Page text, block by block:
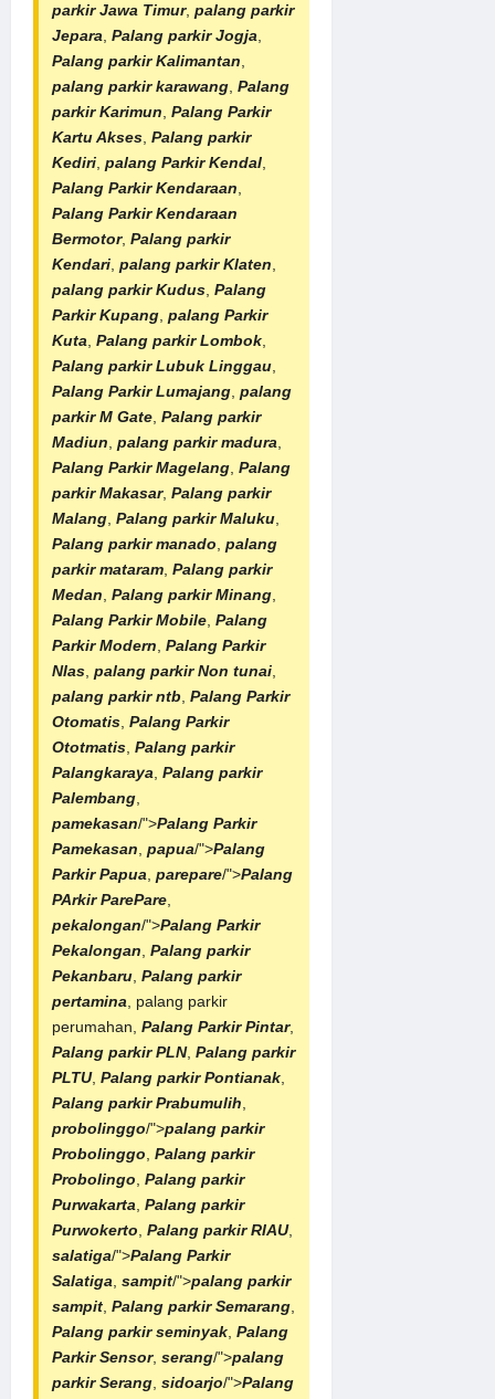
parkir Jawa Timur, palang parkir
Jepara, Palang parkir Jogja,
Palang parkir Kalimantan,
palang parkir karawang, Palang
parkir Karimun, Palang Parkir
Kartu Akses, Palang parkir
Kediri, palang Parkir Kendal,
Palang Parkir Kendaraan,
Palang Parkir Kendaraan
Bermotor, Palang parkir
Kendari, palang parkir Klaten,
palang parkir Kudus, Palang
Parkir Kupang, palang Parkir
Kuta, Palang parkir Lombok,
Palang parkir Lubuk Linggau,
Palang Parkir Lumajang, palang
parkir M Gate, Palang parkir
Madiun, palang parkir madura,
Palang Parkir Magelang, Palang
parkir Makasar, Palang parkir
Malang, Palang parkir Maluku,
Palang parkir manado, palang
parkir mataram, Palang parkir
Medan, Palang parkir Minang,
Palang Parkir Mobile, Palang
Parkir Modern, Palang Parkir
NIas, palang parkir Non tunai,
palang parkir ntb, Palang Parkir
Otomatis, Palang Parkir
Ototmatis, Palang parkir
Palangkaraya, Palang parkir
Palembang,
pamekasan/">Palang Parkir
Pamekasan, papua/">Palang
Parkir Papua, parepare/">Palang
PArkir ParePare,
pekalongan/">Palang Parkir
Pekalongan, Palang parkir
Pekanbaru, Palang parkir
pertamina, palang parkir
perumahan, Palang Parkir Pintar,
Palang parkir PLN, Palang parkir
PLTU, Palang parkir Pontianak,
Palang parkir Prabumulih,
probolinggo/">palang parkir
Probolinggo, Palang parkir
Probolingo, Palang parkir
Purwakarta, Palang parkir
Purwokerto, Palang parkir RIAU,
salatiga/">Palang Parkir
Salatiga, sampit/">palang parkir
sampit, Palang parkir Semarang,
Palang parkir seminyak, Palang
Parkir Sensor, serang/">palang
parkir Serang, sidoarjo/">Palang